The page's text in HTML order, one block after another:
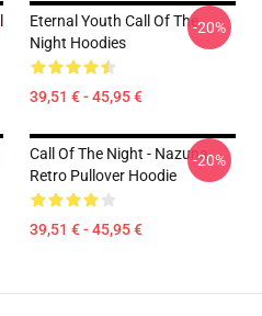
Eternal Youth Call Of The
Night Hoodies
39,51 € - 45,95 €
-20%
Call Of The Night - Nazuna
Retro Pullover Hoodie
39,51 € - 45,95 €
-20%